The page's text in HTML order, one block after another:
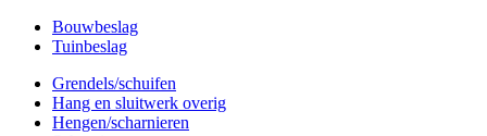
Bouwbeslag
Tuinbeslag
Grendels/schuifen
Hang en sluitwerk overig
Hengen/scharnieren